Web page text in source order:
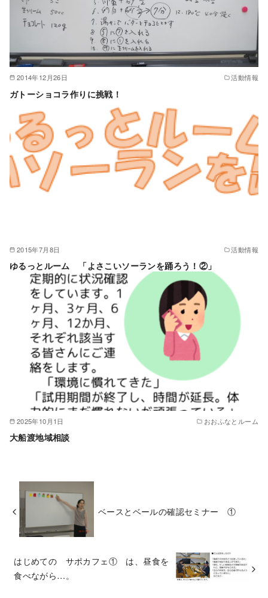
2014年12月26日 活動情報
ガトーショコラ作りに挑戦！
2015年7月8日 活動情報
ゆるっとルーム 「よさこいソーランを踊ろう！②」
2025年10月1日 おおふなとルーム
大船渡地域相談
ベースとベールの確認セミナー ①
はじめての サポカフェ① は、昼食を
食べながら…。